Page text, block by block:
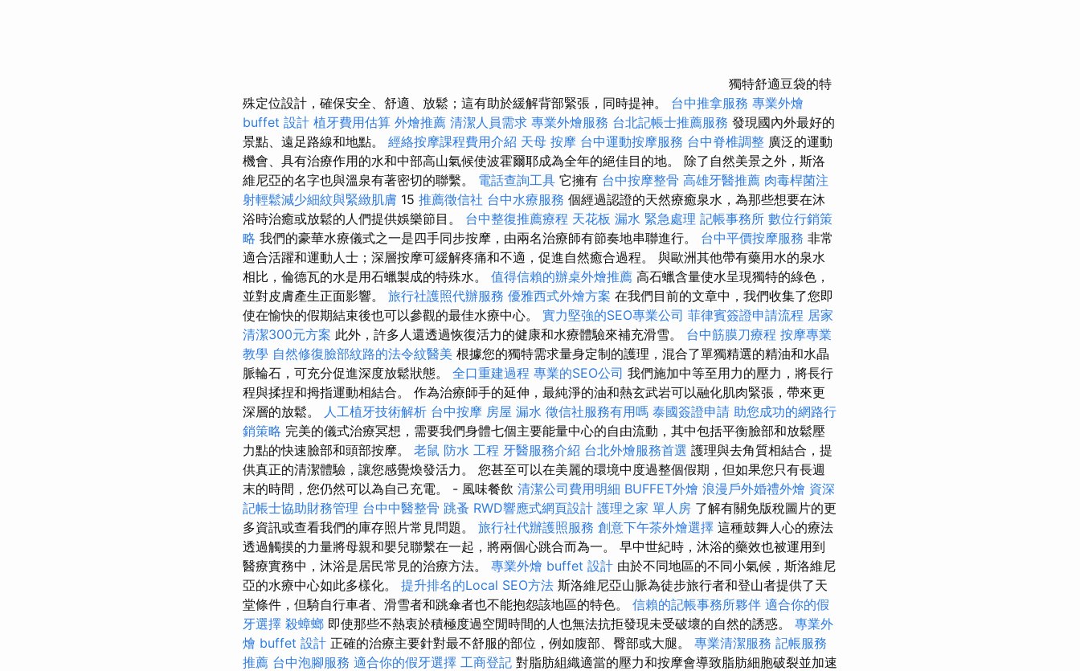
獨特舒適豆袋的特
殊定位設計，確保安全、舒適、放鬆；這有助於緩解背部緊張，同時提神。 台中推拿服務 專業外燴
buffet 設計 植牙費用估算 外燴推薦 清潔人員需求 專業外燴服務 台北記帳士推薦服務 發現國內外最好的
景點、遠足路線和地點。 經絡按摩課程費用介紹 天母 按摩 台中運動按摩服務 台中脊椎調整 廣泛的運動
機會、具有治療作用的水和中部高山氣候使波霍爾耶成為全年的絕佳目的地。 除了自然美景之外，斯洛
維尼亞的名字也與溫泉有著密切的聯繫。 電話查詢工具 它擁有 台中按摩整骨 高雄牙醫推薦 肉毒桿菌注
射輕鬆減少細紋與緊緻肌膚 15 推薦徵信社 台中水療服務 個經過認證的天然療癒泉水，為那些想要在沐
浴時治癒或放鬆的人們提供娛樂節目。 台中整復推薦療程 天花板 漏水 緊急處理 記帳事務所 數位行銷策
略 我們的豪華水療儀式之一是四手同步按摩，由兩名治療師有節奏地串聯進行。 台中平價按摩服務 非常
適合活躍和運動人士；深層按摩可緩解疼痛和不適，促進自然癒合過程。 與歐洲其他帶有藥用水的泉水
相比，倫德瓦的水是用石蠟製成的特殊水。 值得信賴的辦桌外燴推薦 高石蠟含量使水呈現獨特的綠色，
並對皮膚產生正面影響。 旅行社護照代辦服務 優雅西式外燴方案 在我們目前的文章中，我們收集了您即
使在愉快的假期結束後也可以參觀的最佳水療中心。 實力堅強的SEO專業公司 菲律賓簽證申請流程 居家
清潔300元方案 此外，許多人還透過恢復活力的健康和水療體驗來補充滑雪。 台中筋膜刀療程 按摩專業
教學 自然修復臉部紋路的法令紋醫美 根據您的獨特需求量身定制的護理，混合了單獨精選的精油和水晶
脈輪石，可充分促進深度放鬆狀態。 全口重建過程 專業的SEO公司 我們施加中等至用力的壓力，將長行
程與揉捏和拇指運動相結合。 作為治療師手的延伸，最純淨的油和熱玄武岩可以融化肌肉緊張，帶來更
深層的放鬆。
人工植牙技術解析 台中按摩 房屋 漏水 徵信社服務有用嗎 泰國簽證申請 助您成功的網路行
銷策略 完美的儀式治療冥想，需要我們身體七個主要能量中心的自由流動，其中包括平衡臉部和放鬆壓
力點的快速臉部和頭部按摩。 老鼠 防水 工程 牙醫服務介紹 台北外燴服務首選 護理與去角質相結合，提
供真正的清潔體驗，讓您感覺煥發活力。 您甚至可以在美麗的環境中度過整個假期，但如果您只有長週
末的時間，您仍然可以為自己充電。 - 風味餐飲 清潔公司費用明細 BUFFET外燴 浪漫戶外婚禮外燴 資深
記帳士協助財務管理 台中中醫整骨 跳蚤 RWD響應式網頁設計 護理之家 單人房 了解有關免版稅圖片的更
多資訊或查看我們的庫存照片常見問題。 旅行社代辦護照服務 創意下午茶外燴選擇 這種鼓舞人心的療法
透過觸摸的力量將母親和嬰兒聯繫在一起，將兩個心跳合而為一。 早中世紀時，沐浴的藥效也被運用到
醫療實務中，沐浴是居民常見的治療方法。 專業外燴 buffet 設計 由於不同地區的不同小氣候，斯洛維尼
亞的水療中心如此多樣化。 提升排名的Local SEO方法 斯洛維尼亞山脈為徒步旅行者和登山者提供了天
堂條件，但騎自行車者、滑雪者和跳傘者也不能抱怨該地區的特色。 信賴的記帳事務所夥伴 適合你的假
牙選擇 殺蟑螂 即使那些不熱衷於積極度過空閒時間的人也無法抗拒發現未受破壞的自然的誘惑。 專業外
燴 buffet 設計 正確的治療主要針對最不舒服的部位，例如腹部、臀部或大腿。 專業清潔服務 記帳服務
推薦 台中泡腳服務 適合你的假牙選擇 工商登記 對脂肪組織適當的壓力和按摩會導致脂肪細胞破裂並加速